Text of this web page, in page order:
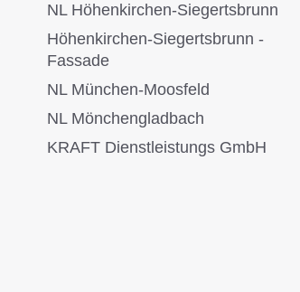
NL Höhenkirchen-Siegertsbrunn
Höhenkirchen-Siegertsbrunn -
Fassade
NL München-Moosfeld
NL Mönchengladbach
KRAFT Dienstleistungs GmbH